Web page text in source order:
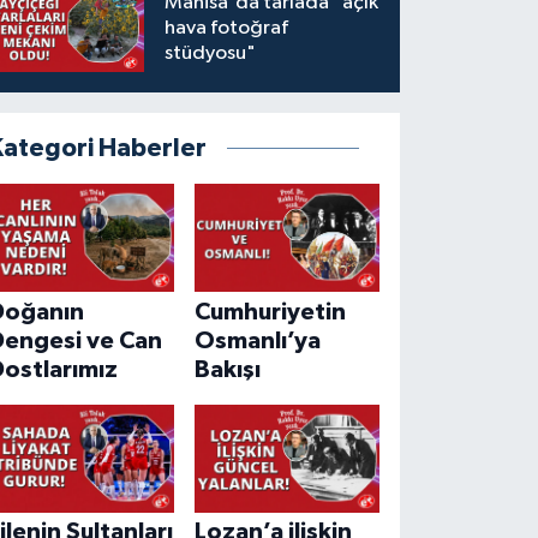
hava fotoğraf
stüdyosu"
Haberler
ve Can
Cumhuriyetin
Osmanlı’ya
Bakışı
Sultanları Lozan’a ilişkin